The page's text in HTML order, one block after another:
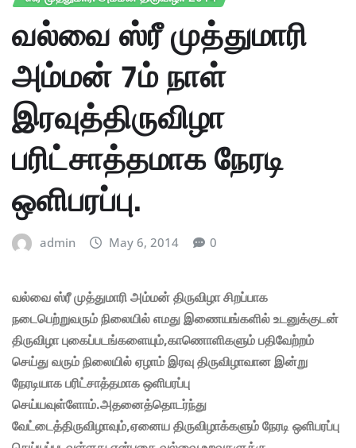
வல்வை ஸ்ரீ முத்துமாரி
அம்மன் 7ம் நாள்
இரவுத்திருவிழா
பரிட்சாத்தமாக நேரடி
ஒளிபரப்பு.
admin May 6, 2014 0
வல்வை ஸ்ரீ முத்துமாரி அம்மன் திருவிழா சிறப்பாக
நடைபெற்றுவரும் நிலையில் எமது இணையங்களில் உடனுக்குடன்
திருவிழா புகைப்படங்களையும்,காணொளிகளும் பதிவேற்றம்
செய்து வரும் நிலையில் ஏழாம் இரவு திருவிழாவான இன்று
நேரடியாக பரிட்சாத்தமாக ஒளிபரப்பு
செய்யவுள்ளோம்.அதனைத்தொடர்ந்து
வேட்டைத்திருவிழாவும்,ஏனைய திருவிழாக்களும் நேரடி ஒளிபரப்பு